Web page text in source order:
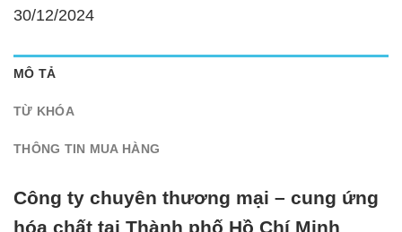
30/12/2024
MÔ TẢ
TỪ KHÓA
THÔNG TIN MUA HÀNG
Công ty chuyên thương mại – cung ứng
hóa chất tại Thành phố Hồ Chí Minh